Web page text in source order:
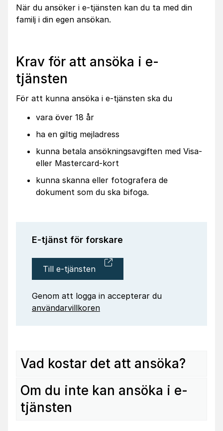
När du ansöker i e-tjänsten kan du ta med din
familj i din egen ansökan.
Krav för att ansöka i e-
tjänsten
För att kunna ansöka i e-tjänsten ska du
vara över 18 år
ha en giltig mejladress
kunna betala ansökningsavgiften med Visa-
eller Mastercard-kort
kunna skanna eller fotografera de
dokument som du ska bifoga.
E-tjänst för forskare
Till e-tjänsten
Genom att logga in accepterar du
användarvillkoren
Vad kostar det att ansöka?
Om du inte kan ansöka i e-
tjänsten